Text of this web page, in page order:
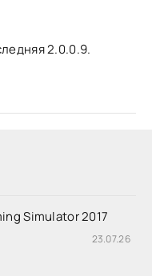
Simulator 2017
23.07.26
2.0.0.9.